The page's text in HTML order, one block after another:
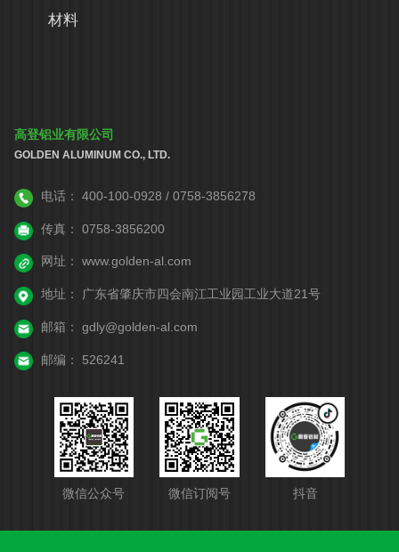
材料
高登铝业有限公司
GOLDEN ALUMINUM CO., LTD.
电话： 400-100-0928 / 0758-3856278
传真： 0758-3856200
网址： www.golden-al.com
地址： 广东省肇庆市四会南江工业园工业大道21号
邮箱： gdly@golden-al.com
邮编： 526241
微信公众号 微信订阅号 抖音